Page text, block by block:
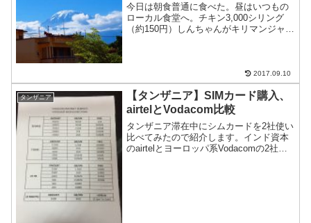
今日は朝食普通に食べた。昼はいつもの
ローカル食堂へ。チキン3,000シリング
（約150円）しんちゃんがキリマンジャロ
2017.09.10
タンザニア
【タンザニア】SIMカード購入、
airtelとVodacom比較
タンザニア滞在中にシムカードを2社使い
比べてみたので紹介します。インド資本
のairtelとヨーロッパ系Vodacomの2社。